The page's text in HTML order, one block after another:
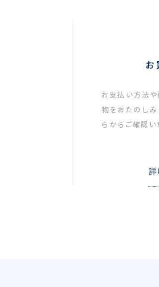
お
お支払い方法
物をおたのし
らからご確認い
詳